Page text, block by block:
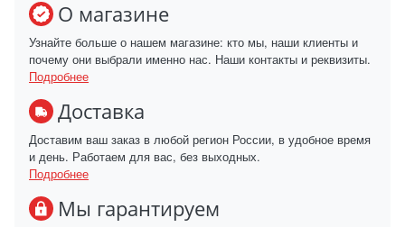
О магазине
Узнайте больше о нашем магазине: кто мы, наши клиенты и
почему они выбрали именно нас. Наши контакты и реквизиты.
Подробнее
Доставка
Доставим ваш заказ в любой регион России, в удобное время
и день. Работаем для вас, без выходных.
Подробнее
Мы гарантируем